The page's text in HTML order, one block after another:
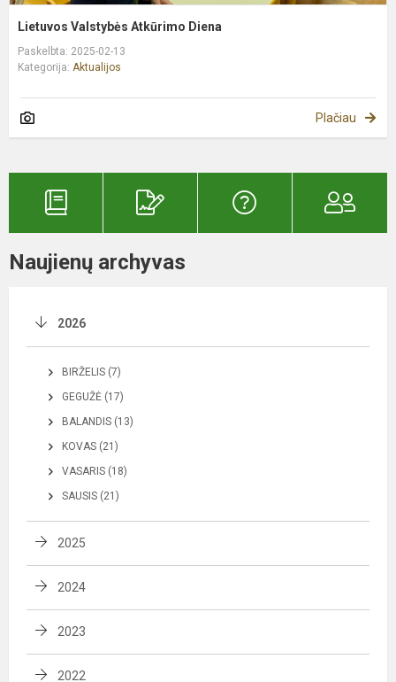
Lietuvos Valstybės Atkūrimo Diena
Paskelbta: 2025-02-13
Kategorija: Aktualijos
Plačiau
Naujienų archyvas
2026
BIRŽELIS (7)
GEGUŽĖ (17)
BALANDIS (13)
KOVAS (21)
VASARIS (18)
SAUSIS (21)
2025
2024
2023
2022